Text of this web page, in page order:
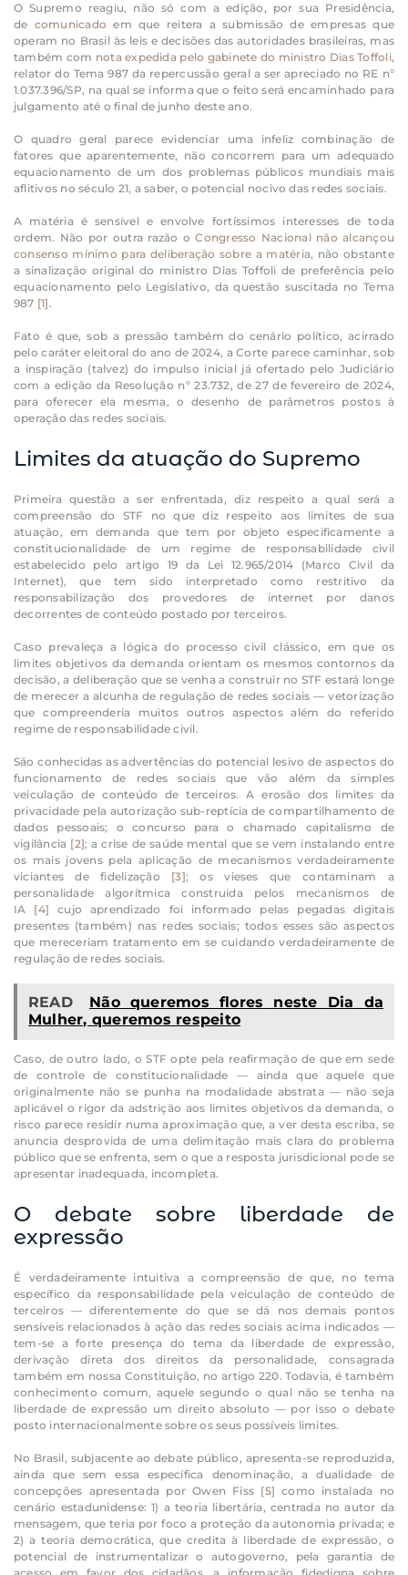
O Supremo reagiu, não só com a edição, por sua Presidência,
de comunicado em que reitera a submissão de empresas que
operam no Brasil às leis e decisões das autoridades brasileiras, mas
também com nota expedida pelo gabinete do ministro Dias Toffoli,
relator do Tema 987 da repercussão geral a ser apreciado no RE nº
1.037.396/SP, na qual se informa que o feito será encaminhado para
julgamento até o final de junho deste ano.
O quadro geral parece evidenciar uma infeliz combinação de
fatores que aparentemente, não concorrem para um adequado
equacionamento de um dos problemas públicos mundiais mais
aflitivos no século 21, a saber, o potencial nocivo das redes sociais.
A matéria é sensível e envolve fortíssimos interesses de toda
ordem. Não por outra razão oCongresso Nacional não alcançou
consenso mínimo para deliberação sobre a matéria, não obstante
a sinalização original do ministro Dias Toffoli de preferência pelo
equacionamento pelo Legislativo, da questão suscitada no Tema
987 [1] .
Fato é que, sob a pressão também do cenário político, acirrado
pelo caráter eleitoral do ano de 2024, a Corte parece caminhar, sob
a inspiração (talvez) do impulso inicial já ofertado pelo Judiciário
com a edição da Resolução nº 23.732, de 27 de fevereiro de 2024,
para oferecer ela mesma, o desenho de parâmetros postos à
operação das redes sociais.
Limites da atuação do Supremo
Primeira questão a ser enfrentada, diz respeito a qual será a
compreensão do STF no que diz respeito aos limites de sua
atuação, em demanda que tem por objeto especificamente a
constitucionalidade de um regime de responsabilidade civil
estabelecido pelo artigo 19 da Lei 12.965/2014 (Marco Civil da
Internet), que tem sido interpretado como restritivo da
responsabilização dos provedores de internet por danos
decorrentes de conteúdo postado por terceiros.
Caso prevaleça a lógica do processo civil clássico, em que os
limites objetivos da demanda orientam os mesmos contornos da
decisão, a deliberação que se venha a construir no STF estará longe
de merecer a alcunha de regulação de redes sociais — vetorização
que compreenderia muitos outros aspectos além do referido
regime de responsabilidade civil.
São conhecidas as advertências do potencial lesivo de aspectos do
funcionamento de redes sociais que vão além da simples
veiculação de conteúdo de terceiros. A erosão dos limites da
privacidade pela autorização sub-reptícia de compartilhamento de
dados pessoais; o concurso para o chamado capitalismo de
vigilância [2]; a crise de saúde mental que se vem instalando entre
os mais jovens pela aplicação de mecanismos verdadeiramente
viciantes de fidelização [3]; os vieses que contaminam a
personalidade algorítmica construída pelos mecanismos de
IA [4] cujo aprendizado foi informado pelas pegadas digitais
presentes (também) nas redes sociais; todos esses são aspectos
que mereceriam tratamento em se cuidando verdadeiramente de
regulação de redes sociais.
READ
Não queremos flores neste Dia da
Mulher, queremos respeito
Caso, de outro lado, o STF opte pela reafirmação de que em sede
de controle de constitucionalidade — ainda que aquele que
originalmente não se punha na modalidade abstrata — não seja
aplicável o rigor da adstrição aos limites objetivos da demanda, o
risco parece residir numa aproximação que, a ver desta escriba, se
anuncia desprovida de uma delimitação mais clara do problema
público que se enfrenta, sem o que a resposta jurisdicional pode se
apresentar inadequada, incompleta.
O debate sobre liberdade de
expressão
É verdadeiramente intuitiva a compreensão de que, no tema
específico da responsabilidade pela veiculação de conteúdo de
terceiros — diferentemente do que se dá nos demais pontos
sensíveis relacionados à ação das redes sociais acima indicados —
tem-se a forte presença do tema da liberdade de expressão,
derivação direta dos direitos da personalidade, consagrada
também em nossa Constituição, no artigo 220. Todavia, é também
conhecimento comum, aquele segundo o qual não se tenha na
liberdade de expressão um direito absoluto — por isso o debate
posto internacionalmente sobre os seus possíveis limites.
No Brasil, subjacente ao debate público, apresenta-se reproduzida,
ainda que sem essa específica denominação, a dualidade de
concepções apresentada por Owen Fiss [5] como instalada no
cenário estadunidense: 1) a teoria libertária, centrada no autor da
mensagem, que teria por foco a proteção da autonomia privada; e
2) a teoria democrática, que credita à liberdade de expressão, o
potencial de instrumentalizar o autogoverno, pela garantia de
acesso em favor dos cidadãos, a informação fidedigna sobre